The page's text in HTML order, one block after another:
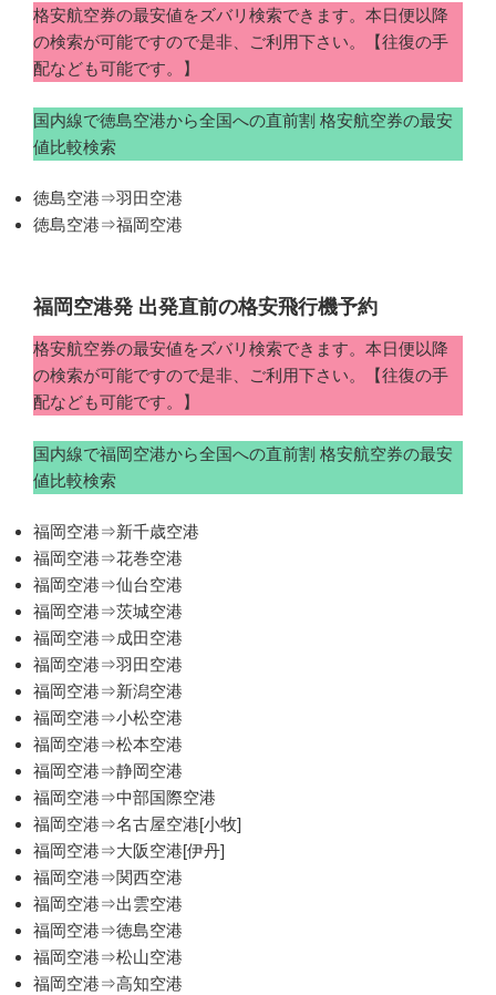
格安航空券の最安値をズバリ検索できます。本日便以降
の検索が可能ですので是非、ご利用下さい。【往復の手
配なども可能です。】
国内線で徳島空港から全国への直前割 格安航空券の最安
値比較検索
徳島空港⇒羽田空港
徳島空港⇒福岡空港
福岡空港発 出発直前の格安飛行機予約
格安航空券の最安値をズバリ検索できます。本日便以降
の検索が可能ですので是非、ご利用下さい。【往復の手
配なども可能です。】
国内線で福岡空港から全国への直前割 格安航空券の最安
値比較検索
福岡空港⇒新千歳空港
福岡空港⇒花巻空港
福岡空港⇒仙台空港
福岡空港⇒茨城空港
福岡空港⇒成田空港
福岡空港⇒羽田空港
福岡空港⇒新潟空港
福岡空港⇒小松空港
福岡空港⇒松本空港
福岡空港⇒静岡空港
福岡空港⇒中部国際空港
福岡空港⇒名古屋空港[小牧]
福岡空港⇒大阪空港[伊丹]
福岡空港⇒関西空港
福岡空港⇒出雲空港
福岡空港⇒徳島空港
福岡空港⇒松山空港
福岡空港⇒高知空港